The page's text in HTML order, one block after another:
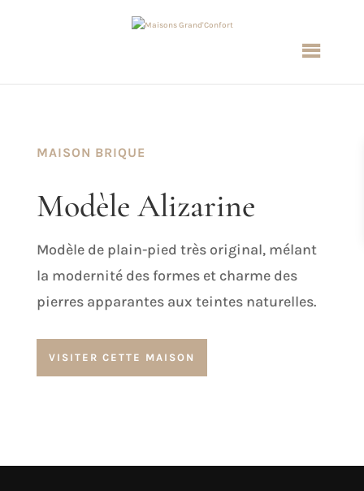
MAISON BRIQUE
Modèle Alizarine
Modèle de plain-pied très original, mélant
la modernité des formes et charme des
pierres apparantes aux teintes naturelles.
VISITER CETTE MAISON